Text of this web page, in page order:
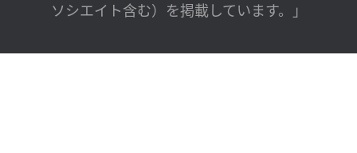
ソシエイト含む）を掲載しています。」